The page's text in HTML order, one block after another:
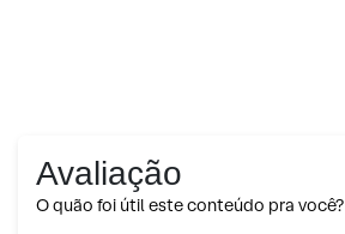
Avaliação
O quão foi útil este conteúdo pra você?